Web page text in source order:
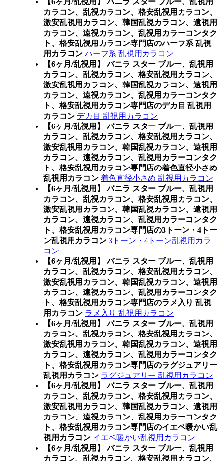
【6ヶ月/乱視用】 バニラ スター ブルー、乱視用
カラコン、乱視カラコン、格安乱視用カラコン、
激安乱視用カラコン、韓国乱視カラコン、遠視用
カラコン、遠視カラコン、乱視用カラーコンタク
ト、格安乱視用カラコン専門店のハーフ系 乱視
用カラコン ハーフ系 乱視用カラコン
【6ヶ月/乱視用】 バニラ スター ブルー、乱視用
カラコン、乱視カラコン、格安乱視用カラコン、
激安乱視用カラコン、韓国乱視カラコン、遠視用
カラコン、遠視カラコン、乱視用カラーコンタク
ト、格安乱視用カラコン専門店のデカ目 乱視用
カラコン デカ目 乱視用カラコン
【6ヶ月/乱視用】 バニラ スター ブルー、乱視用
カラコン、乱視カラコン、格安乱視用カラコン、
激安乱視用カラコン、韓国乱視カラコン、遠視用
カラコン、遠視カラコン、乱視用カラーコンタク
ト、格安乱視用カラコン専門店の着色直径小さめ
乱視用カラコン 着色直径小さめ 乱視用カラコン
【6ヶ月/乱視用】 バニラ スター ブルー、乱視用
カラコン、乱視カラコン、格安乱視用カラコン、
激安乱視用カラコン、韓国乱視カラコン、遠視用
カラコン、遠視カラコン、乱視用カラーコンタク
ト、格安乱視用カラコン専門店の3トーン・4トー
ン乱視用カラコン 3トーン・4トーン乱視用カラ
コン
【6ヶ月/乱視用】 バニラ スター ブルー、乱視用
カラコン、乱視カラコン、格安乱視用カラコン、
激安乱視用カラコン、韓国乱視カラコン、遠視用
カラコン、遠視カラコン、乱視用カラーコンタク
ト、格安乱視用カラコン専門店のラメ入り 乱視
用カラコン ラメ入り 乱視用カラコン
【6ヶ月/乱視用】 バニラ スター ブルー、乱視用
カラコン、乱視カラコン、格安乱視用カラコン、
激安乱視用カラコン、韓国乱視カラコン、遠視用
カラコン、遠視カラコン、乱視用カラーコンタク
ト、格安乱視用カラコン専門店のラグジュアリー
乱視用カラコン ラグジュアリー 乱視用カラコン
【6ヶ月/乱視用】 バニラ スター ブルー、乱視用
カラコン、乱視カラコン、格安乱視用カラコン、
激安乱視用カラコン、韓国乱視カラコン、遠視用
カラコン、遠視カラコン、乱視用カラーコンタク
ト、格安乱視用カラコン専門店のイエベ暖かい乱
視用カラコン イエベ暖かい乱視用カラコン
【6ヶ月/乱視用】 バニラ スター ブルー、乱視用
カラコン、乱視カラコン、格安乱視用カラコン、